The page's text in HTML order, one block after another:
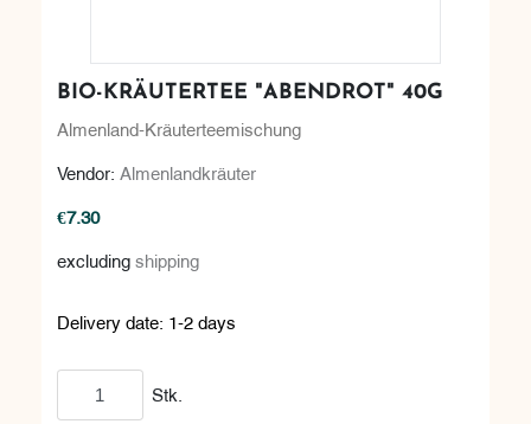
BIO-KRÄUTERTEE "ABENDROT" 40G
Almenland-Kräuterteemischung
Vendor: Almenlandkräuter
€7.30
excluding shipping
Delivery date: 1-2 days
Stk.